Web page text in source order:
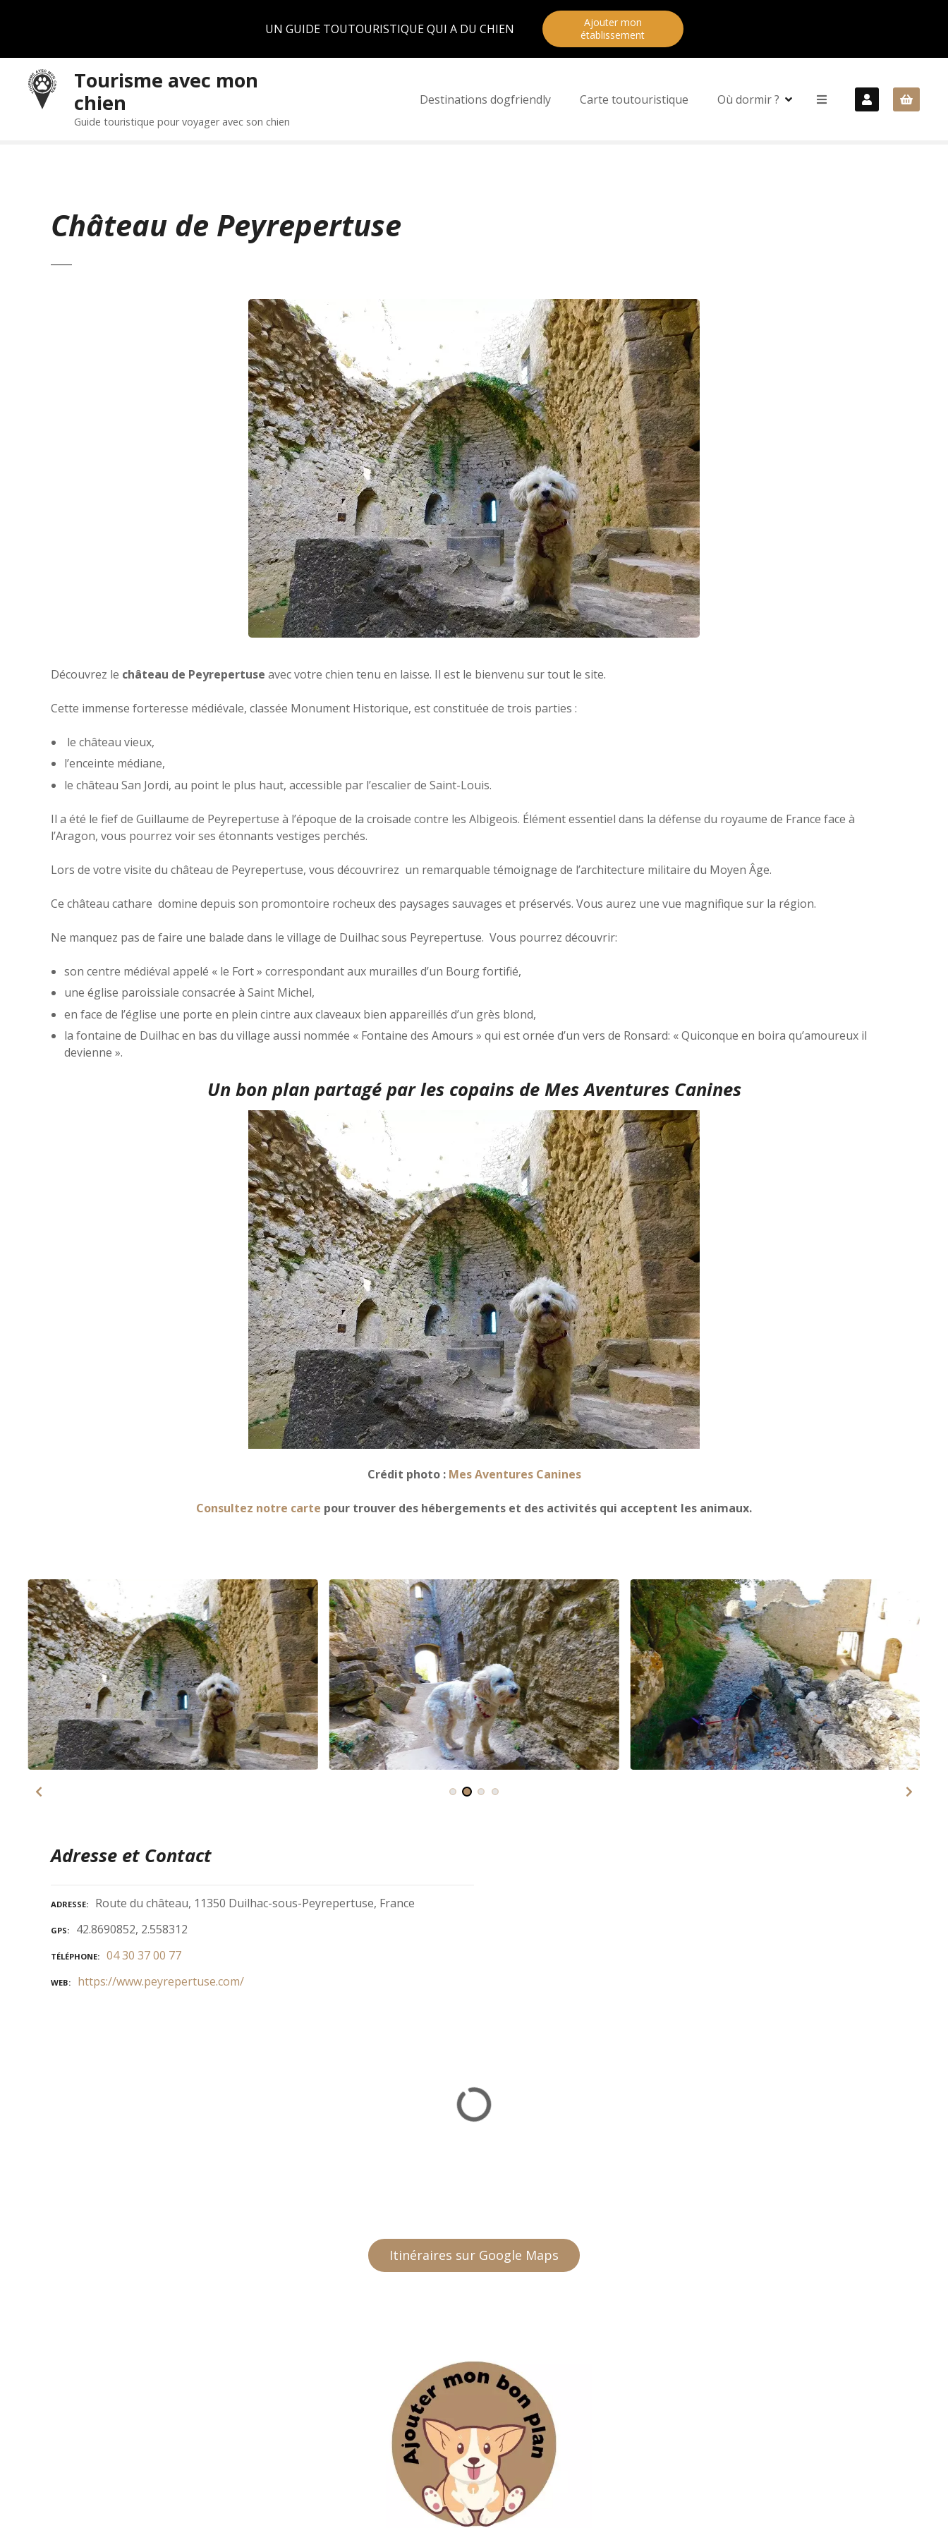
UN GUIDE TOUTOURISTIQUE QUI A DU CHIEN
Ajouter mon
établissement
Tourisme avec mon
chien
Guide touristique pour voyager avec son chien
Destinations dogfriendly Carte toutouristique Où dormir ?
Château de Peyrepertuse
Découvrez le château de Peyrepertuse avec votre chien tenu en laisse. Il est le bienvenu sur tout le site.
Cette immense forteresse médiévale, classée Monument Historique, est constituée de trois parties :
le château vieux,
l’enceinte médiane,
le château San Jordi, au point le plus haut, accessible par l’escalier de Saint-Louis.
Il a été le fief de Guillaume de Peyrepertuse à l’époque de la croisade contre les Albigeois. Élément essentiel dans la défense du royaume de France face à
l’Aragon, vous pourrez voir ses étonnants vestiges perchés.
Lors de votre visite du château de Peyrepertuse, vous découvrirez un remarquable témoignage de l’architecture militaire du Moyen Âge.
Ce château cathare domine depuis son promontoire rocheux des paysages sauvages et préservés. Vous aurez une vue magnifique sur la région.
Ne manquez pas de faire une balade dans le village de Duilhac sous Peyrepertuse. Vous pourrez découvrir:
son centre médiéval appelé « le Fort » correspondant aux murailles d’un Bourg fortifié,
une église paroissiale consacrée à Saint Michel,
en face de l’église une porte en plein cintre aux claveaux bien appareillés d’un grès blond,
la fontaine de Duilhac en bas du village aussi nommée « Fontaine des Amours » qui est ornée d’un vers de Ronsard: « Quiconque en boira qu’amoureux il
devienne ».
Un bon plan partagé par les copains de Mes Aventures Canines
Crédit photo : Mes Aventures Canines
Consultez notre carte pour trouver des hébergements et des activités qui acceptent les animaux.
Adresse et Contact
ADRESSE Route du château, 11350 Duilhac-sous-Peyrepertuse, France
GPS 42.8690852, 2.558312
TÉLÉPHONE 04 30 37 00 77
WEB https://www.peyrepertuse.com/
Itinéraires sur Google Maps